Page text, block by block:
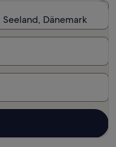
Dänemark